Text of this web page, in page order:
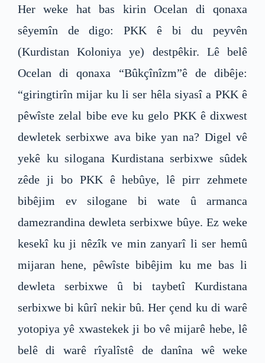
Her weke hat bas kirin Ocelan di qonaxa
sêyemîn de digo: PKK ê bi du peyvên
(Kurdistan Koloniya ye) destpêkir. Lê belê
Ocelan di qonaxa “Bûkçînîzm”ê de dibêje:
“giringtirîn mijar ku li ser hêla siyasî a PKK ê
pêwîste zelal bibe eve ku gelo PKK ê dixwest
dewletek serbixwe ava bike yan na? Digel vê
yekê ku silogana Kurdistana serbixwe sûdek
zêde ji bo PKK ê hebûye, lê pirr zehmete
bibêjim ev silogane bi wate û armanca
damezrandina dewleta serbixwe bûye. Ez weke
kesekî ku ji nêzîk ve min zanyarî li ser hemû
mijaran hene, pêwîste bibêjim ku me bas li
dewleta serbixwe û bi taybetî Kurdistana
serbixwe bi kûrî nekir bû. Her çend ku di warê
yotopiya yê xwastekek ji bo vê mijarê hebe, lê
belê di warê rîyalîstê de danîna wê weke